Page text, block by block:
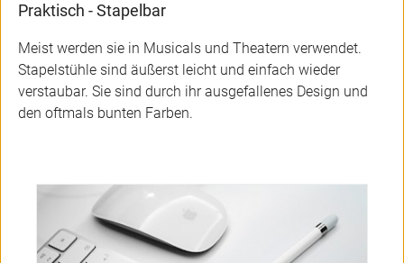
Praktisch - Stapelbar
Meist werden sie in Musicals und Theatern verwendet.
Stapelstühle sind äußerst leicht und einfach wieder
verstaubar. Sie sind durch ihr ausgefallenes Design und
den oftmals bunten Farben.